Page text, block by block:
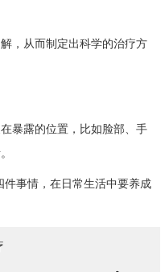
，从而制定出科学的治疗方
暴露的位置，比如脸部、手
件事情，在日常生活中要养成